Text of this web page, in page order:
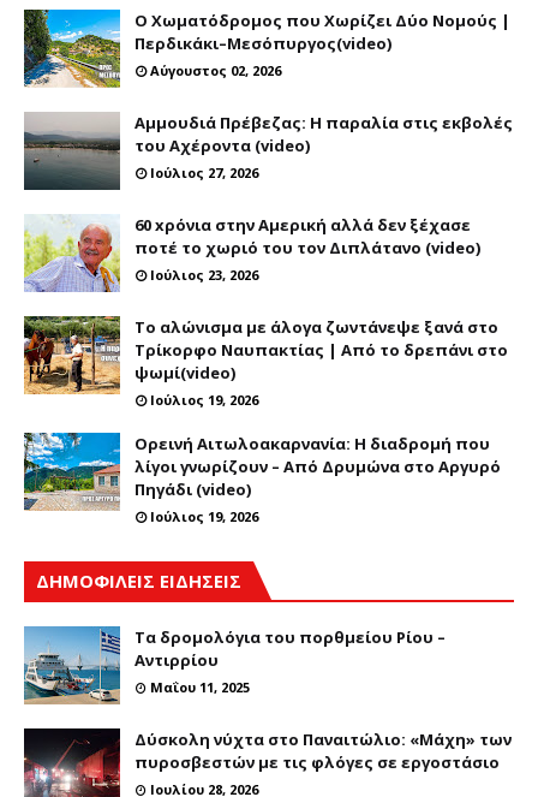
Ο Χωματόδρομος που Χωρίζει Δύο Νομούς |
Περδικάκι–Μεσόπυργος(video)
Αύγουστος 02, 2026
Αμμουδιά Πρέβεζας: Η παραλία στις εκβολές
του Αχέροντα (video)
Ιούλιος 27, 2026
60 xρόνια στην Αμερική αλλά δεν ξέχασε
ποτέ το χωριό του τον Διπλάτανο (video)
Ιούλιος 23, 2026
Το αλώνισμα με άλογα ζωντάνεψε ξανά στο
Τρίκορφο Ναυπακτίας | Από το δρεπάνι στο
ψωμί(video)
Ιούλιος 19, 2026
Ορεινή Αιτωλοακαρνανία: Η διαδρομή που
λίγοι γνωρίζουν – Από Δρυμώνα στο Αργυρό
Πηγάδι (video)
Ιούλιος 19, 2026
ΔΗΜΟΦΙΛΕΙΣ ΕΙΔΗΣΕΙΣ
Τα δρομολόγια του πορθμείου Ρίου –
Αντιρρίου
Μαΐου 11, 2025
Δύσκολη νύχτα στο Παναιτώλιο: «Μάχη» των
πυροσβεστών με τις φλόγες σε εργοστάσιο
Ιουλίου 28, 2026